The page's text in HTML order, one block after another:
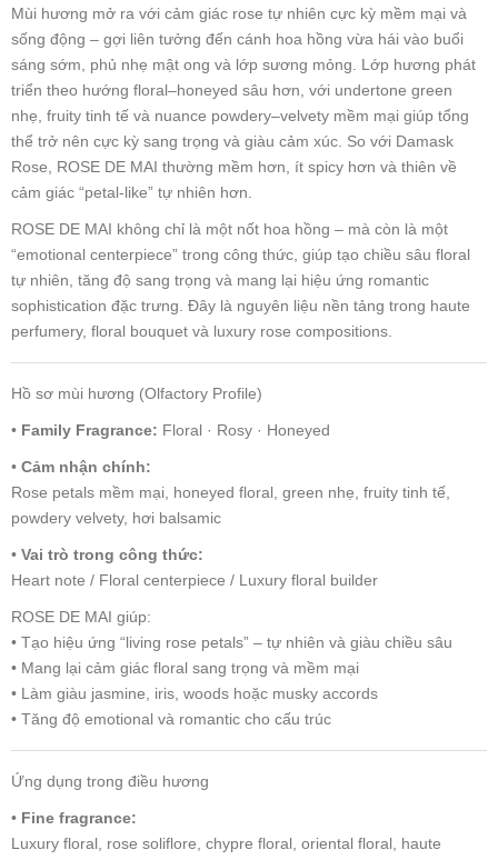
Mùi hương mở ra với cảm giác rose tự nhiên cực kỳ mềm mại và
sống động – gợi liên tưởng đến cánh hoa hồng vừa hái vào buổi
sáng sớm, phủ nhẹ mật ong và lớp sương mỏng. Lớp hương phát
triển theo hướng floral–honeyed sâu hơn, với undertone green
nhẹ, fruity tinh tế và nuance powdery–velvety mềm mại giúp tổng
thể trở nên cực kỳ sang trọng và giàu cảm xúc. So với Damask
Rose, ROSE DE MAI thường mềm hơn, ít spicy hơn và thiên về
cảm giác “petal-like” tự nhiên hơn.
ROSE DE MAI không chỉ là một nốt hoa hồng – mà còn là một
“emotional centerpiece” trong công thức, giúp tạo chiều sâu floral
tự nhiên, tăng độ sang trọng và mang lại hiệu ứng romantic
sophistication đặc trưng. Đây là nguyên liệu nền tảng trong haute
perfumery, floral bouquet và luxury rose compositions.
Hồ sơ mùi hương (Olfactory Profile)
• Family Fragrance: Floral · Rosy · Honeyed
• Cảm nhận chính:
Rose petals mềm mại, honeyed floral, green nhẹ, fruity tinh tế,
powdery velvety, hơi balsamic
• Vai trò trong công thức:
Heart note / Floral centerpiece / Luxury floral builder
ROSE DE MAI giúp:
• Tạo hiệu ứng “living rose petals” – tự nhiên và giàu chiều sâu
• Mang lại cảm giác floral sang trọng và mềm mại
• Làm giàu jasmine, iris, woods hoặc musky accords
• Tăng độ emotional và romantic cho cấu trúc
Ứng dụng trong điều hương
• Fine fragrance:
Luxury floral, rose soliflore, chypre floral, oriental floral, haute